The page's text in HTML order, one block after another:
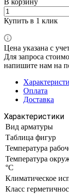
Купить в 1 клик
Цена указана с
Для запроса
напишите нам на
Оплата
Доставка
Характеристики
Вид арматуры
Таблица фигур
Температура
Температура
°С
Климатическое
Класс